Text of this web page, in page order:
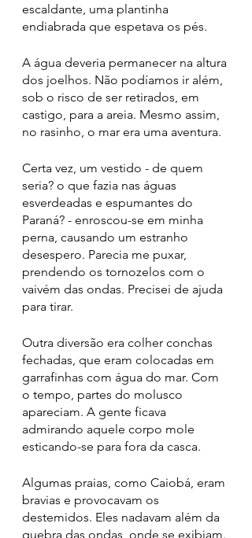
escaldante, uma plantinha
endiabrada que espetava os pés.
A água deveria permanecer na altura
dos joelhos. Não podíamos ir além,
sob o risco de ser retirados, em
castigo, para a areia. Mesmo assim,
no rasinho, o mar era uma aventura.
Certa vez, um vestido - de quem
seria? o que fazia nas águas
esverdeadas e espumantes do
Paraná? - enroscou-se em minha
perna, causando um estranho
desespero. Parecia me puxar,
prendendo os tornozelos com o
vaivém das ondas. Precisei de ajuda
para tirar.
Outra diversão era colher conchas
fechadas, que eram colocadas em
garrafinhas com água do mar. Com
o tempo, partes do molusco
apareciam. A gente ficava
admirando aquele corpo mole
esticando-se para fora da casca.
Algumas praias, como Caiobá, eram
bravias e provocavam os
destemidos. Eles nadavam além da
quebra das ondas, onde se exibiam.